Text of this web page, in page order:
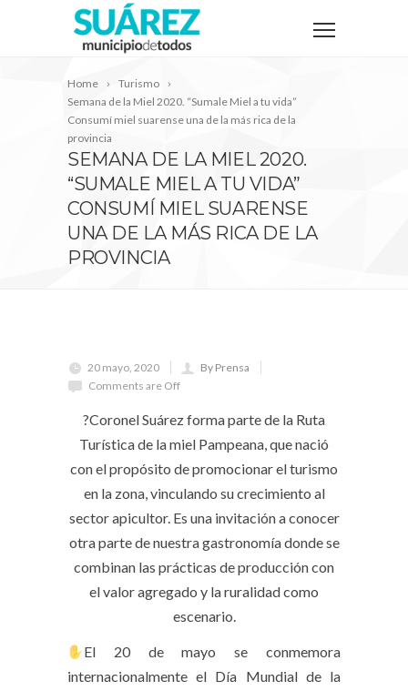
Home
Turismo
Semana de la Miel 2020. “Sumale Miel a tu vida”
Consumí miel suarense una de la más rica de la
provincia
SEMANA DE LA MIEL 2020.
“SUMALE MIEL A TU VIDA”
CONSUMÍ MIEL SUARENSE
UNA DE LA MÁS RICA DE LA
PROVINCIA
20 mayo, 2020
By Prensa
Comments are Off
?Coronel Suárez forma parte de la Ruta
Turística de la miel Pampeana, que nació
con el propósito de promocionar el turismo
en la zona, vinculando su crecimiento al
sector apicultor. Es una invitación a conocer
otra parte de nuestra gastronomía donde se
combinan las prácticas de producción con
el valor agregado y la ruralidad como
escenario.
El 20 de mayo se conmemora
internacionalmente el Día Mundial de la